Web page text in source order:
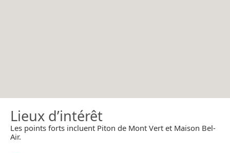
Lieux d’intérêt
Les points forts incluent Piton de Mont Vert et Maison Bel-
Air.